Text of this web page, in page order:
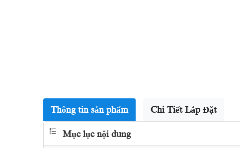
Thông tin sản phẩm Chi Tiết Lắp Đặt
Mục lục nội dung